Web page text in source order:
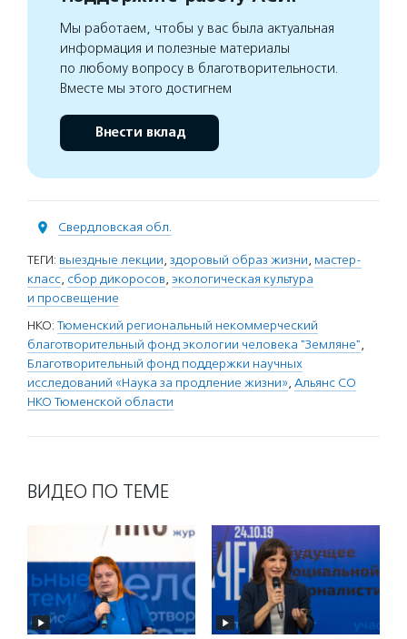
Мы работаем, чтобы у вас была актуальная
информация и полезные материалы
по любому вопросу в благотворительности.
Вместе мы этого достигнем
Внести вклад
Свердловская обл.
ТЕГИ: выездные лекции, здоровый образ жизни, мастер-
класс, сбор дикоросов, экологическая культура
и просвещение
НКО: Тюменский региональный некоммерческий
благотворительный фонд экологии человека "Земляне",
Благотворительный фонд поддержки научных
исследований «Наука за продление жизни», Альянс СО
НКО Тюменской области
ВИДЕО ПО ТЕМЕ